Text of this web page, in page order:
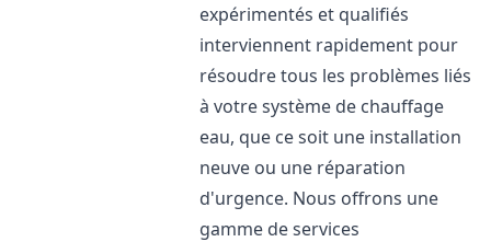
expérimentés et qualifiés
interviennent rapidement pour
résoudre tous les problèmes liés
à votre système de chauffage
eau, que ce soit une installation
neuve ou une réparation
d'urgence. Nous offrons une
gamme de services